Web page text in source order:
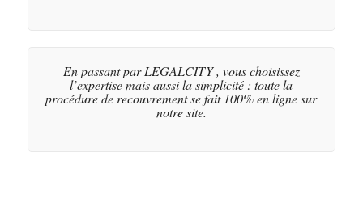
En passant par LEGALCITY , vous choisissez
l’expertise mais aussi la simplicité : toute la
procédure de recouvrement se fait 100% en ligne sur
notre site.